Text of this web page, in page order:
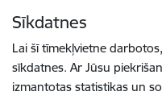
Sīkdatnes
Lai šī tīmekļvietne
sīkdatnes. Ar Jūsu
izmantotas statistikas un